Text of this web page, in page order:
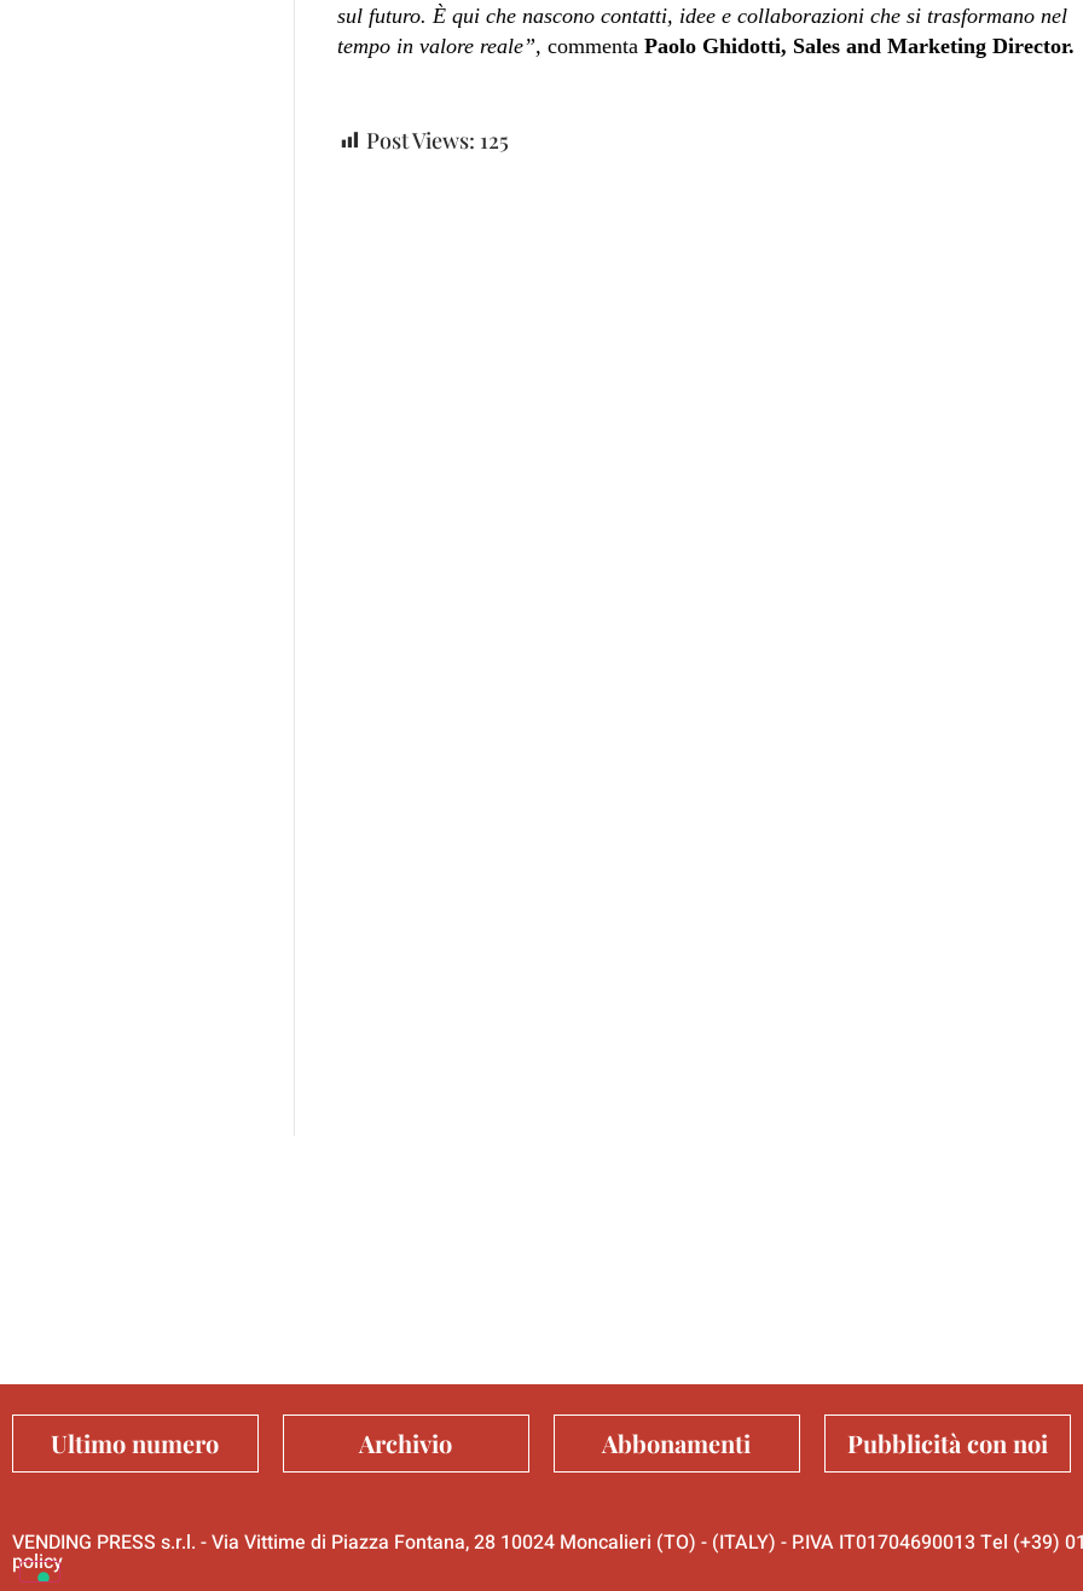
sul futuro. È qui che nascono contatti, idee e collaborazioni che si trasformano nel
tempo in valore reale”, commenta Paolo Ghidotti, Sales and Marketing Director.
Post Views: 125
Ultimo numero Archivio Abbonamenti Pubblicità con noi
VENDING PRESS s.r.l. - Via Vittime di Piazza Fontana, 28 10024 Moncalieri (TO) - (ITALY) - P.IVA IT01704690013 Tel (+39)
policy